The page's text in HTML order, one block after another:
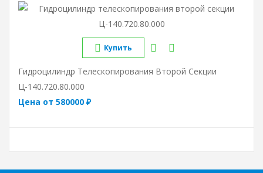
Купить
Гидроцилиндр Телескопирования Второй Секции
Ц-140.720.80.000
Цена от 580000 ₽